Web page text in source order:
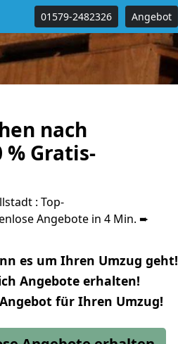
01579-2482326 Angebot
nach
Gratis-
: Top-
Angebote in 4 Min. ➨
es um Ihren Umzug geht!
Angebote erhalten!
für Ihren Umzug!